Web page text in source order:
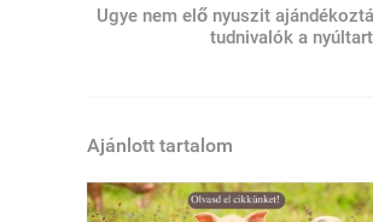
Ugye nem elő nyuszit
tudnivalók a
Ajánlott tartalom